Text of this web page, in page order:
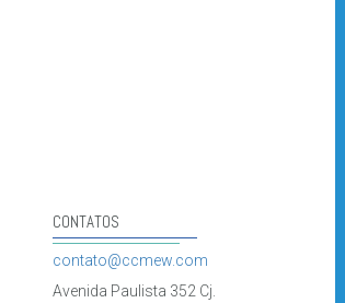
CONTATOS
contato@ccmew.com
Avenida Paulista 352 Cj.